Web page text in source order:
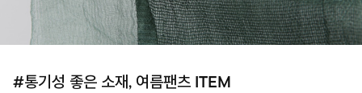
#통기성 좋은 소재, 여름팬츠 ITEM